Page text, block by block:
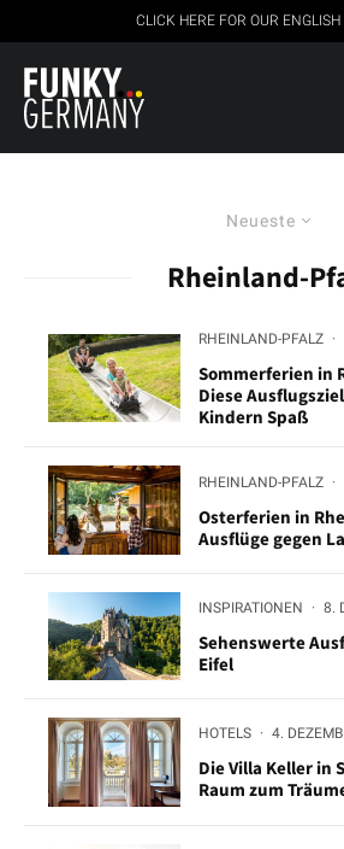
CLICK HERE FOR OUR ENGLISH
Neueste
Rheinland-
RHEINLAND-PFALZ ·
Sommerferien in
Diese
Kindern Spaß
RHEINLAND-PFALZ ·
Osterferien in
Ausflüge gegen
INSPIRATIONEN · 8.
Sehenswerte
Eifel
HOTELS · 4.
Die Villa Keller in
Raum zum